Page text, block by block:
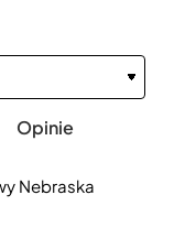
Opinie
Nebraska